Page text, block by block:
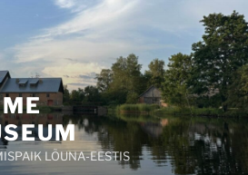
LÕUNA-EESTIS